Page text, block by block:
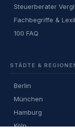
Steuerberater
Fachbegriffe &
100 FAQ
STÄDTE &
Berlin
München
Hamburg
Köln